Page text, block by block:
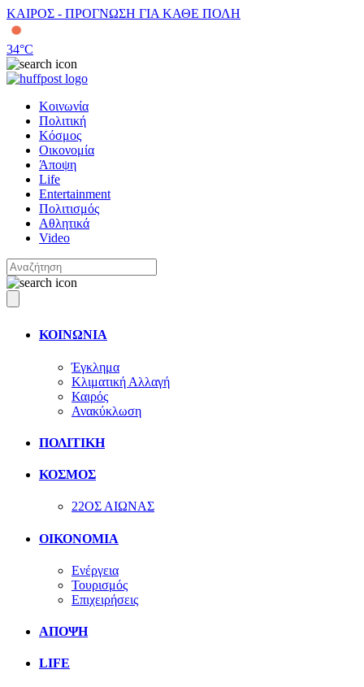
ΚΑΙΡΟΣ - ΠΡΟΓΝΩΣΗ ΓΙΑ ΚΑΘΕ ΠΟΛΗ
34°C
Κοινωνία
Πολιτική
Κόσμος
Οικονομία
Άποψη
Life
Entertainment
Πολιτισμός
Αθλητικά
Video
ΚΟΙΝΩΝΙΑ
Έγκλημα
Κλιματική Αλλαγή
Καιρός
Ανακύκλωση
ΠΟΛΙΤΙΚΗ
ΚΟΣΜΟΣ
22ΟΣ ΑΙΩΝΑΣ
ΟΙΚΟΝΟΜΙΑ
Ενέργεια
Τουρισμός
Επιχειρήσεις
ΑΠΟΨΗ
LIFE